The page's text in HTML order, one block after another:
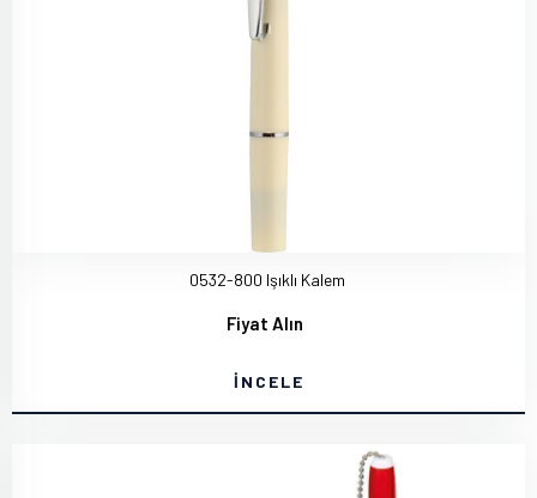
0532-800 Işıklı Kalem
Fiyat Alın
İNCELE